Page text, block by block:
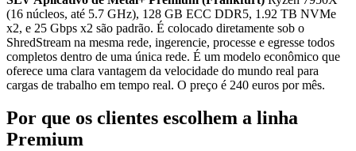
(16 núcleos, até 5.7 GHz), 128 GB ECC DDR5, 1.92 TB NVMe
x2, e 25 Gbps x2 são padrão. É colocado diretamente sob o
ShredStream na mesma rede, ingerencie, processe e egresse todos
completos dentro de uma única rede. É um modelo econômico que
oferece uma clara vantagem da velocidade do mundo real para
cargas de trabalho em tempo real. O preço é 240 euros por mês.
Por que os clientes escolhem a linha
Premium